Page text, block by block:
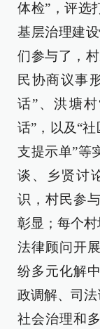
体检”，评选
基层治理建
们参与了，
民协商议事
话”、洪塘
话”，以及“
支提示单”等
谈、乡贤讨
识，村民参
彰显；每个
法律顾问开
纷多元化解
政调解、司
社会治理和